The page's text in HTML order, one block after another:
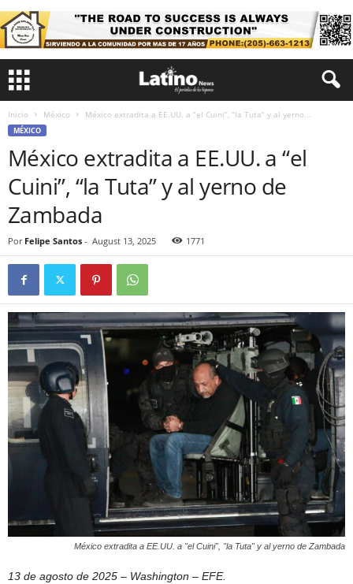
Inicio México México extradita a EE.UU. a “el Cuini”, “la Tuta” y al yerno...
MÉXICO
México extradita a EE.UU. a “el
Cuini”, “la Tuta” y al yerno de
Zambada
Por Felipe Santos - August 13, 2025 1771
México extradita a EE.UU. a "el Cuini", "la Tuta" y al yerno de Zambada
13 de agosto de 2025 – Washington – EFE.